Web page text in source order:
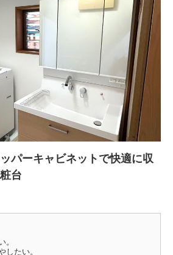
パーキャビネットで快適に収
台
。
したい。